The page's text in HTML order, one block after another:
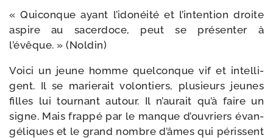
« Quiconque ayant l’idonéité et l’intention droite
aspire au sacer­doce, peut se pré­sen­ter à
l’évêque. » (Noldin)
Voici un jeune homme quel­conque vif et intel­li­
gent. Il se marie­rait volon­tiers, plu­sieurs jeunes
filles lui tour­nant autour. Il n’aurait qu’à faire un
signe. Mais frap­pé par le manque d’ouvriers évan­
gé­liques et le grand nombre d’âmes qui péris­sent